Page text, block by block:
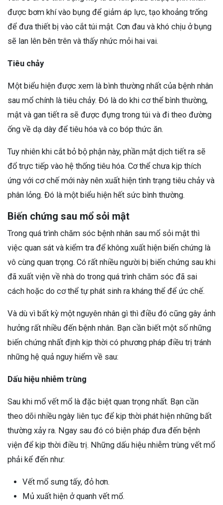
được bơm khí vào bụng để giảm áp lực, tạo khoảng trống
để đưa thiết bị vào cắt túi mật. Cơn đau và khó chịu ở bụng
sẽ lan lên bên trên và thấy nhức mỏi hai vai.
Tiêu chảy
Một biểu hiện được xem là bình thường nhất của bệnh nhân
sau mổ chính là tiêu chảy. Đó là do khi cơ thể bình thường,
mật và gan tiết ra sẽ được đựng trong túi và đi theo đường
ống về dạ dày để tiêu hóa và co bóp thức ăn.
Tuy nhiên khi cắt bỏ bộ phận này, phần mật dịch tiết ra sẽ
đổ trực tiếp vào hệ thống tiêu hóa. Cơ thể chưa kịp thích
ứng với cơ chế mới này nên xuất hiện tình trạng tiêu chảy và
phân lỏng. Đó là một biểu hiện hết sức bình thường.
Biến chứng sau mổ sỏi mật
Trong quá trình chăm sóc bệnh nhân sau mổ sỏi mật thì
việc quan sát và kiểm tra để không xuất hiện biến chứng là
vô cùng quan trọng. Có rất nhiều người bị biến chứng sau khi
đã xuất viện về nhà do trong quá trình chăm sóc đã sai
cách hoặc do cơ thể tự phát sinh ra kháng thể để ức chế.
Và dù vì bất kỳ một nguyên nhân gì thì điều đó cũng gây ảnh
hưởng rất nhiều đến bệnh nhân. Bạn cần biết một số những
biến chứng nhất định kịp thời có phương pháp điều trị tránh
những hệ quả nguy hiểm về sau:
Dấu hiệu nhiễm trùng
Sau khi mổ vết mổ là đặc biệt quan trọng nhất. Bạn cần
theo dõi nhiều ngày liên tục để kịp thời phát hiện những bất
thường xảy ra. Ngay sau đó có biện pháp đưa đến bệnh
viện để kịp thời điều trị. Những dấu hiệu nhiễm trùng vết mổ
phải kể đến như:
Vết mổ sưng tấy, đỏ hơn.
Mủ xuất hiện ở quanh vết mổ.